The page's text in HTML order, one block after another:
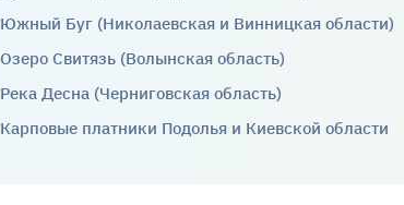
Южный Буг (Николаевская и Винницкая области)
Озеро Свитязь (Волынская область)
Река Десна (Черниговская область)
Карповые платники Подолья и Киевской области